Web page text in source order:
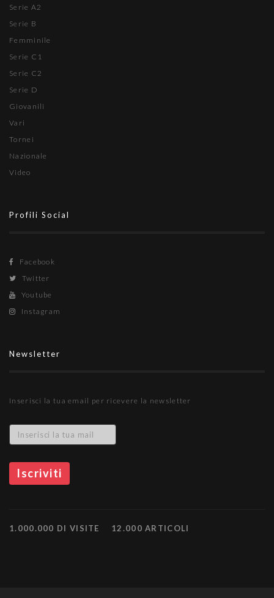
Serie A2
Serie B
Femminile
Serie C1
Serie C2
Serie D
Giovanili
Vari
Tornei
Nazionale
Video
Profili Social
Facebook
Twitter
Youtube
Instagram
Newsletter
Inserisci la tua email per ricevere la newsletter
1.000.000 DI VISITE 12.000 ARTICOLI